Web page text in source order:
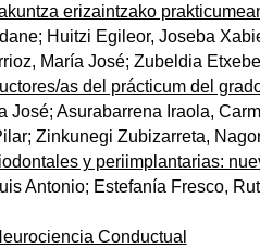
erizaintzako
Huitzi Egileor, Joseba
María José; Zubeldia
as del prácticum del
José; Asurabarrena Iraola,
Zinkunegi Zubizarreta,
y periimplantarias:
Antonio; Estefanía Fresco,
Conductual